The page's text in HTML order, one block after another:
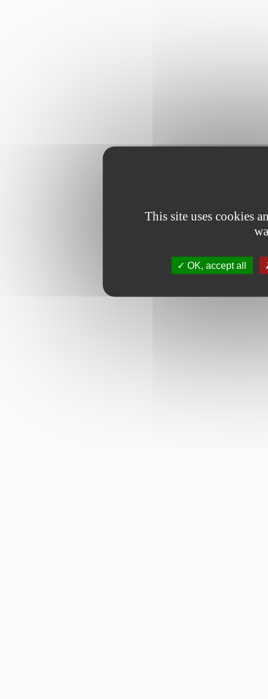
This site uses cookies
OK, accept all